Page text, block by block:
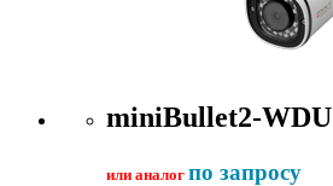
miniBullet2-WDU
или аналог по запросу